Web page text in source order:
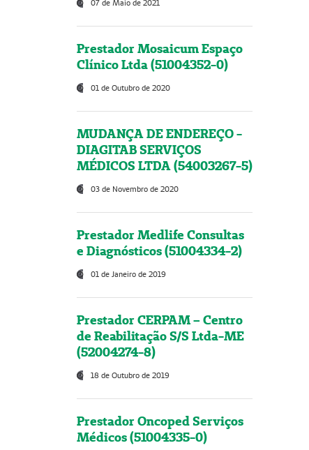
07 de Maio de 2021
Prestador Mosaicum Espaço
Clínico Ltda (51004352-0)
01 de Outubro de 2020
MUDANÇA DE ENDEREÇO -
DIAGITAB SERVIÇOS
MÉDICOS LTDA (54003267-5)
03 de Novembro de 2020
Prestador Medlife Consultas
e Diagnósticos (51004334-2)
01 de Janeiro de 2019
Prestador CERPAM – Centro
de Reabilitação S/S Ltda-ME
(52004274-8)
18 de Outubro de 2019
Prestador Oncoped Serviços
Médicos (51004335-0)